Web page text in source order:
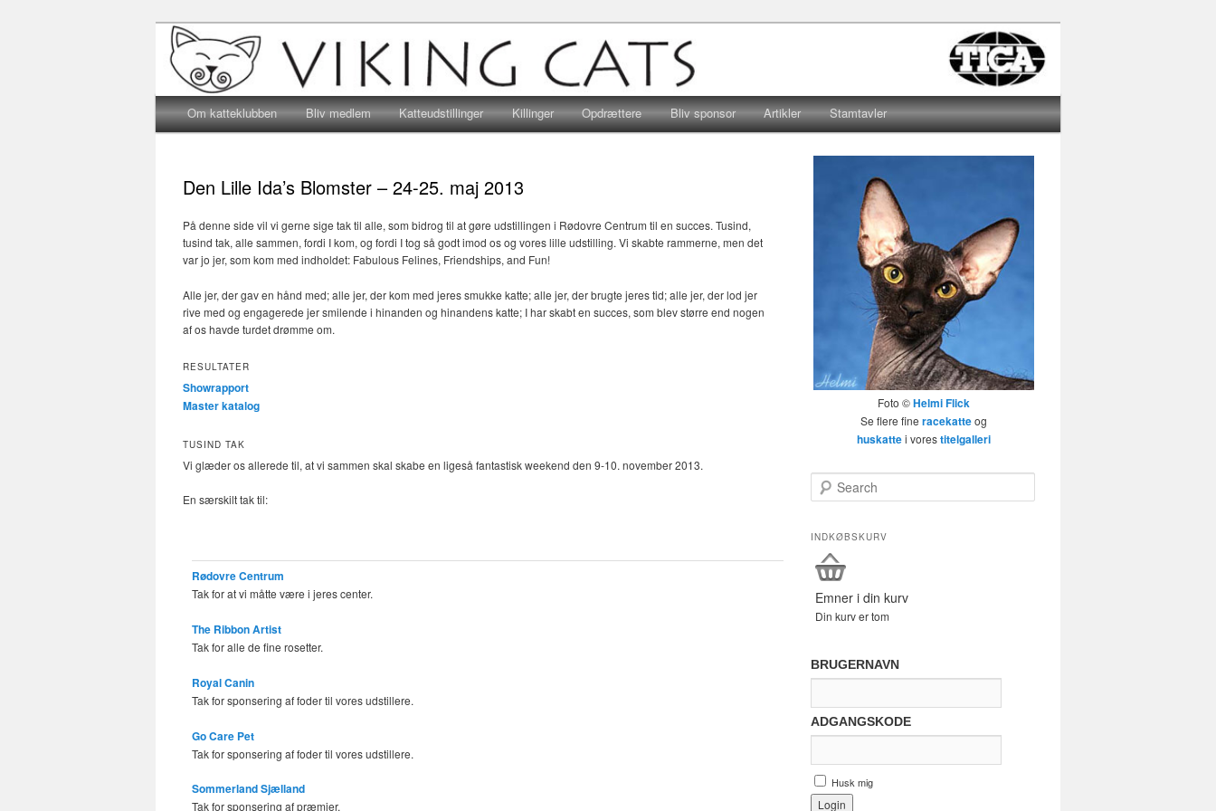
Katteklubben Viking Cats
Katteklub – For alle kattevenner, hvad end hjertet banker for huskatte eller racekatte, er velkomne…
Main menu
Skip to primary content
Skip to secondary content
Om katteklubben Bliv medlem Katteudstillinger Killinger Opdrættere Bliv sponsor Artikler Stamtavler
Den Lille Ida’s Blomster – 24-25. maj 2013
På denne side vil vi gerne sige tak til alle, som bidrog til at gøre udstillingen i Rødovre Centrum til en succes. Tusind,
tusind tak, alle sammen, fordi I kom, og fordi I tog så godt imod os og vores lille udstilling. Vi skabte rammerne, men det
var jo jer, som kom med indholdet: Fabulous Felines, Friendships, and Fun!
Alle jer, der gav en hånd med; alle jer, der kom med jeres smukke katte; alle jer, der brugte jeres tid; alle jer, der lod jer
rive med og engagerede jer smilende i hinanden og hinandens katte; I har skabt en succes, som blev større end nogen
af os havde turdet drømme om.
RESULTATER
Showrapport
Master katalog
TUSIND TAK
Vi glæder os allerede til, at vi sammen skal skabe en ligeså fantastisk weekend den 9-10. november 2013.
En særskilt tak til:
Rødovre Centrum
Tak for at vi måtte være i jeres center.
The Ribbon Artist
Tak for alle de fine rosetter.
Royal Canin
Tak for sponsering af foder til vores udstillere.
Go Care Pet
Tak for sponsering af foder til vores udstillere.
Sommerland Sjælland
Tak for sponsering af præmier.
Foto ©Helmi Flick
Se flere fine racekatteog
huskattei vorestitelgalleri
Search
INDKØBSKURV
Emner i din kurv
Din kurv er tom
BRUGERNAVN
ADGANGSKODE
Husk mig